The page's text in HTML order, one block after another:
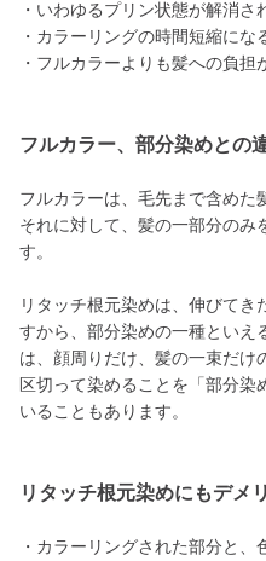
・いわゆるプリン状態が解消さ
・カラーリングの時間短縮にな
・フルカラーよりも髪への負担
フルカラー、部分染めとの
フルカラーは、毛先まで含めた
それに対して、髪の一部分のみ
す。
リタッチ根元染めは、伸びて
すから、部分染めの一種といえ
は、顔周りだけ、髪の一束だけ
区切って染めることを「部分染
いることもあります。
リタッチ根元染めにもデメ
・カラーリングされた部分と、